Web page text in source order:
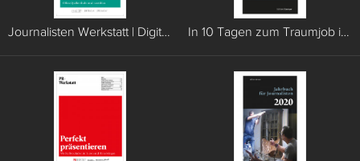
Journalisten Werkstatt | Digitale Recherche In 10 Tagen zum Traumjob in Medien und PR